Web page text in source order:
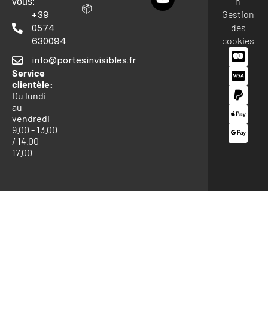
+39
0574
630094
info@portesinvisibles.fr
Service
clientèle:
Du lundi
au
vendredi
9.00 - 13.00
/ 14.00 -
17.00
📦
Gestion
des
cookies